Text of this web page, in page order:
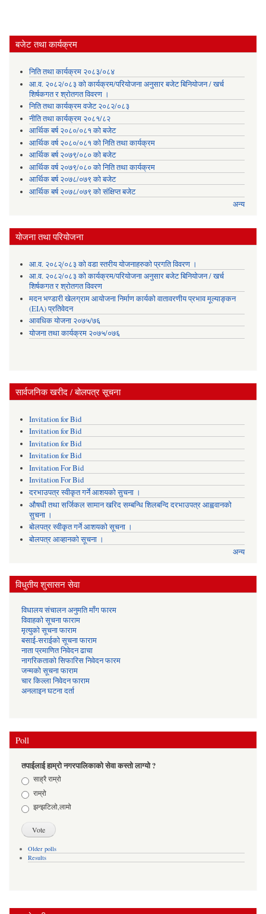
बजेट तथा कार्यक्रम
निति तथा कार्यक्रम २०८३/०८४
आ.व. २०८२/०८३ को कार्यक्रम/परियोजना अनुसार बजेट बिनियोजन / खर्च
शिर्षकगत र श्रोतगत विवरण ।
निति तथा कार्यक्रम वजेट २०८२/०८३
नीति तथा कार्यक्रम २०८१/८२
आर्थिक बर्ष २०८०/०८१ को बजेट
आर्थिक वर्ष २०८०/०८१ को निति तथा कार्यक्रम
आर्थिक बर्ष २०७९/०८० को बजेट
आर्थिक वर्ष २०७९/०८० को निति तथा कार्यक्रम
आर्थिक बर्ष २०७८/०७९ को बजेट
आर्थिक बर्ष २०७८/०७९ को संक्षिप्त बजेट
अन्य
योजना तथा परियोजना
आ.व. २०८२्/०८३ को वडा स्तरीय योजनाहरुको प्रगति विवरण ।
आ.व. २०८२/०८३ को कार्यक्रम/परियोजना अनुसार बजेट बिनियोजन / खर्च
शिर्षकगत र श्रोतगत विवरण
मदन भण्डारी खेलग्राम आयोजना निर्माण कार्यको वातावरणीय प्रभाव मूल्याङ्कन
(EIA) प्रतिवेदन
आवधिक योजना २०७५/७६
योजना तथा कार्यक्रम २०७५/०७६
सार्वजनिक खरीद / बोलपत्र सूचना
Invitation for Bid
Invitation for Bid
Invitation for Bid
Invitation for Bid
Invitation For Bid
Invitation For Bid
दरभाउपत्र स्वीकृत गर्ने आशयको सुचना ।
औषधी तथा सर्जिकल सामान खरिद सम्बन्धि शिलबन्दि दरभाउपत्र आह्ववानको
सुचना ।
बोलपत्र स्वीकृत गर्ने आशयको सूचना ।
बोलपत्र आव्हानको सूचना ।
अन्य
विधुतीय शुसासन सेवा
विधालय संचालन अनुमति माँग फारम
विवाहको सूचना फाराम
मृत्युको सूचना फाराम
बसाई-सराईको सूचना फाराम
नाता प्रमाणित निवेदन ढाचा
नागरिकताको सिफारिस निवेदन फारम
जन्मको सूचना फाराम
चार किल्ला निवेदन फाराम
अनलाइन घटना दर्ता
Poll
तपाईलाई हाम्रो नगरपालिकाको सेवा कस्तो लाग्यो ?
Choicesसाह्रै राम्रो
राम्रो
झन्झटिलो,लामो
Older polls
Results